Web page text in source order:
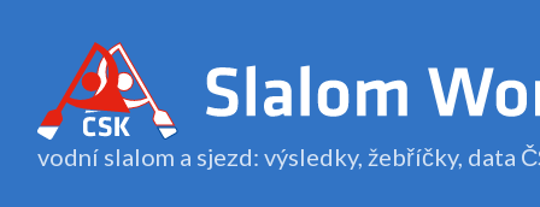
vodní slalom a sjezd: výsledky, žebříčky, data